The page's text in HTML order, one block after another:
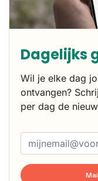
Dagelijks
Wil je elke dag
ontvangen?
per dag de